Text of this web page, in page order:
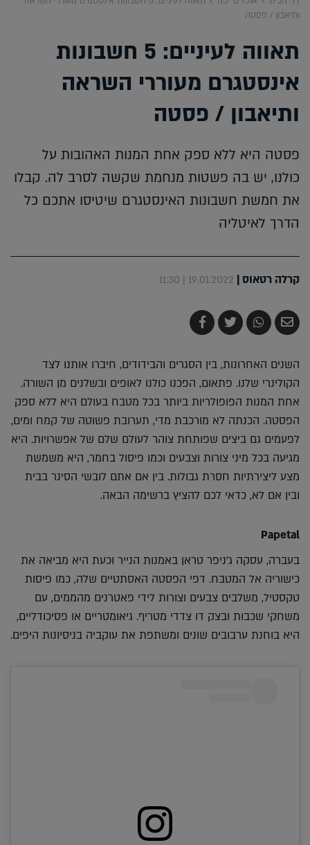
ותיאבון / פסטה
תאווה לעיניים: 5 חשבונות
אינסטגרם מעוררי השראה
ותיאבון / פסטה
פסטה היא ללא ספק אחת המנות האהובות על
כולנו, יש בה פשטות מנחמת שקשה לסרב לה. קבלו
את חמשת חשבונות האינסטגרם שיטיסו אתכם כל
הדרך לאיטליה
קרלה רטאוס|
19.01.2022 | 11:30
שלח
בדואר
שתף
ב-
צייץ
ב-
שתף
ב-
השנים האחרונות, בין הסגרים והבידודים, חיברו אותנו לצד
הקולינרי שלנו. פתאום, הפכנו כולנו לאופים ובשלנים מן השורה.
אחת המנות הפופולריות ביותר בכל מטבח בעולם היא ללא ספק
הפסטה. הכנתה לא מורכבת מדי, תערובת פשוטה של קמח ומים,
לפעמים גם ביצים שפותחת צוהר לעולם שלם של אפשרויות. היא
מגיעה בכל מיני צורות וצבעים וכמו פיסול בחמר, היא משמשת
מצע ליצירתיות חסרת גבולות. בין אם אתם לובשי הסינר בבית
ובין אם לא, כדאי לכם להציץ ברשימה הבאה.
Papetal
בעברה, עסקה ג'ניפר טראן באמנות הנייר וכעת היא מביאה את
כישוריה אל המטבח. דפי הפסטה האסתטיים שלה, כמו פיסות
טקסטיל, משלבים צבעים וצורות לידי פאטרנים מהממים, עם
משחקי שכבות ובצק דו צדדי מטריף. גיאומטריים או פסיכודליים,
היא בוחנת ערבובים שונים ומשתפת את עוקביה בניסיונות היפים.